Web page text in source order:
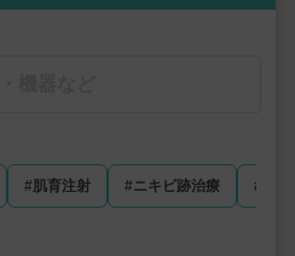
#肌育注射 #ニキビ跡治療 #マン